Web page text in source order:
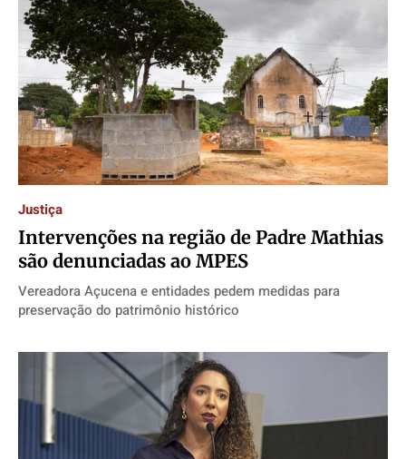
Justiça
Intervenções na região de Padre Mathias
são denunciadas ao MPES
Vereadora Açucena e entidades pedem medidas para
preservação do patrimônio histórico